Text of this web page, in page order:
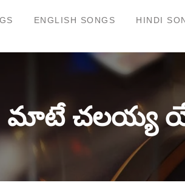
ENGLISH SONGS HINDI
మాటే చలయ్య